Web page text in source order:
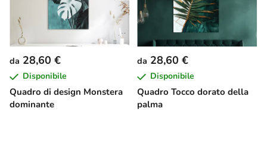
Quadro di design Monstera
dominante
da 28,60 €
Disponibile
Quadro Tocco dorato della
palma
da 28,60 €
Disponibile